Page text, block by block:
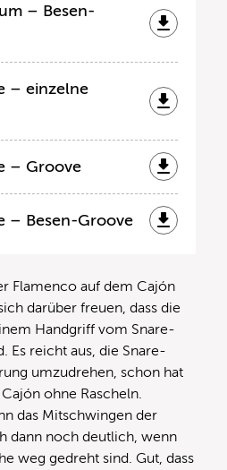
– Besen-
– einzelne
– Groove
– Besen-Groove
Flamenco auf dem Cajón
darüber freuen, dass die
Handgriff vom Snare-
Es reicht aus, die Snare-
umzudrehen, schon hat
ohne Rascheln.
das Mitschwingen der
dann noch deutlich, wenn
weg gedreht sind. Gut, dass